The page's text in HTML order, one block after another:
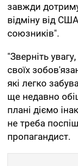
завжди
відміну від
союзників".
"Зверніть
своїх
які легко
ще недавно
плані діємо
не треба
пропагандист.